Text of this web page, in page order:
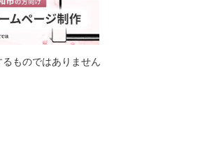
ものではありません